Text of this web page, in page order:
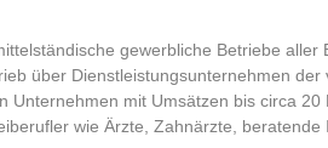
gewerbliche Betriebe
über Dienstleistungsunternehmen
Unternehmen mit Umsätzen bis circa
wie Ärzte, Zahnärzte, beratende